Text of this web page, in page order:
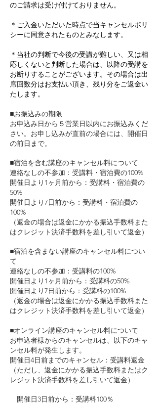
のご請求は受け付けておりません。
＊ご入金いただいた時点で当キャンセルポリ
シーに同意されたものとみなします。
＊当社の判断で今後の受講が難しい、又は相
応しくないと判断した場合は、以降の受講を
お断りすることがございます。その場合は出
席回数分はお支払い頂き、残り分をご返金い
たします。
■お振込みの期限
お申込み日から５営業日以内にお振込みくだ
さい。お申し込みが直前の場合には、開催日
の前日まで。
■宿泊を含む講座のキャンセル料について
連絡なしの不参加：受講料・宿泊費の100%
開催日より1ヶ月前から：受講料・宿泊費の
50%
開催日より7日前から：受講料・宿泊費の
100%
（返金の場合は返金にかかる振込手数料また
はクレジット決済手数料を差し引いて返金）
■宿泊を含まない講座のキャンセル料につい
て
連絡なしの不参加：受講料の100%
開催日より1ヶ月前から：受講料の50%
開催日より7日前から：受講料の100%
（返金の場合は返金にかかる振込手数料また
はクレジット決済手数料を差し引いて返金）
■オンライン講座のキャンセル料について
お申込者様からのキャンセルは、以下のキャ
ンセル料が発生します。
開催日4日前までのキャンセル：受講料返金
（ただし、返金にかかる振込手数料またはク
レジット決済手数料を差し引いて返金）
開催日3日前から：受講料100％